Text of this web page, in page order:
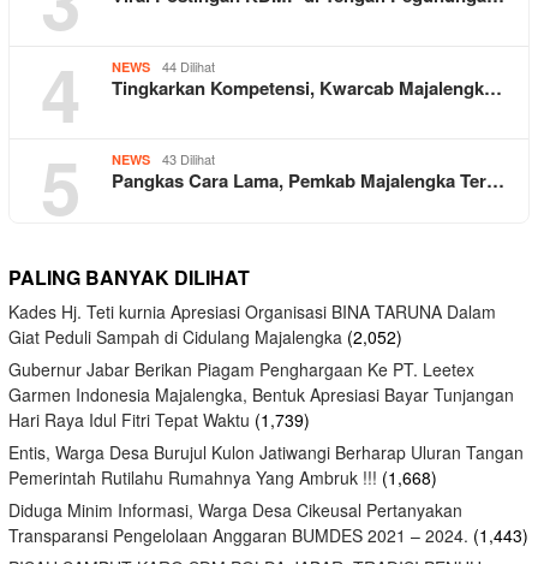
4 NEWS 44 Dilihat
Tingkarkan Kompetensi, Kwarcab Majalengk…
5 NEWS 43 Dilihat
Pangkas Cara Lama, Pemkab Majalengka Ter…
PALING BANYAK DILIHAT
Kades Hj. Teti kurnia Apresiasi Organisasi BINA TARUNA Dalam
Giat Peduli Sampah di Cidulang Majalengka (2,052)
Gubernur Jabar Berikan Piagam Penghargaan Ke PT. Leetex
Garmen Indonesia Majalengka, Bentuk Apresiasi Bayar Tunjangan
Hari Raya Idul Fitri Tepat Waktu (1,739)
Entis, Warga Desa Burujul Kulon Jatiwangi Berharap Uluran Tangan
Pemerintah Rutilahu Rumahnya Yang Ambruk !!! (1,668)
Diduga Minim Informasi, Warga Desa Cikeusal Pertanyakan
Transparansi Pengelolaan Anggaran BUMDES 2021 – 2024. (1,443)